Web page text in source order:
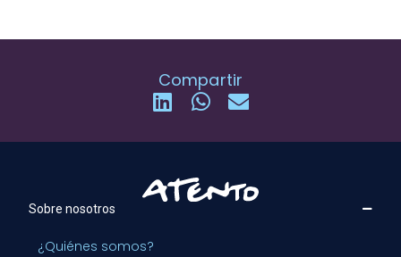
Compartir
Sobre nosotros
¿Quiénes somos?